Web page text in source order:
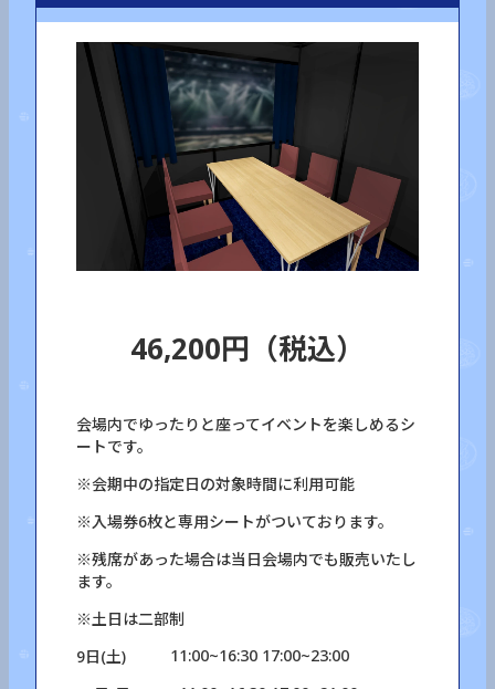
46,200円（税込）
会場内でゆったりと座ってイベントを楽しめるシ
ートです。
※会期中の指定日の対象時間に利用可能
※入場券6枚と専用シートがついております。
※残席があった場合は当日会場内でも販売いたし
ます。
※土日は二部制
9日(土)
11:00~16:30 17:00~23:00